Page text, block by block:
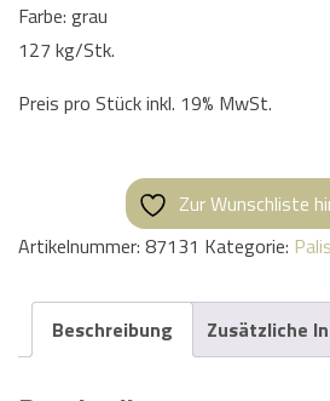
Farbe: grau
127 kg/Stk.
Preis pro Stück inkl. 19% MwSt.
Zur Wunschliste
Artikelnummer: 87131 Kategorie:
Beschreibung Zusätzliche